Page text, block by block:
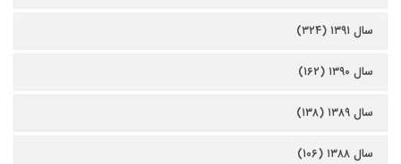
سال ۱۳۹۱ (۳۲۴)
سال ۱۳۹۰ (۱۶۲)
سال ۱۳۸۹ (۱۳۸)
سال ۱۳۸۸ (۱۰۶)